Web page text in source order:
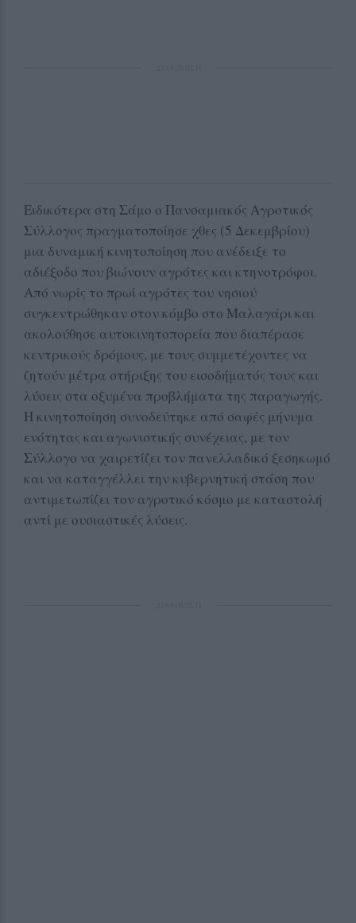
Ειδικότερα στη Σάμο ο Πανσαμιακός Αγροτικός
Σύλλογος πραγματοποίησε χθες (5 Δεκεμβρίου)
μια δυναμική κινητοποίηση που ανέδειξε το
αδιέξοδο που βιώνουν αγρότες και κτηνοτρόφοι.
Από νωρίς το πρωί αγρότες του νησιού
συγκεντρώθηκαν στον κόμβο στο Μαλαγάρι και
ακολούθησε αυτοκινητοπορεία που διαπέρασε
κεντρικούς δρόμους, με τους συμμετέχοντες να
ζητούν μέτρα στήριξης του εισοδήματός τους και
λύσεις στα οξυμένα προβλήματα της παραγωγής.
Η κινητοποίηση συνοδεύτηκε από σαφές μήνυμα
ενότητας και αγωνιστικής συνέχειας, με τον
Σύλλογο να χαιρετίζει τον πανελλαδικό ξεσηκωμό
και να καταγγέλλει την κυβερνητική στάση που
αντιμετωπίζει τον αγροτικό κόσμο με καταστολή
αντί με ουσιαστικές λύσεις.